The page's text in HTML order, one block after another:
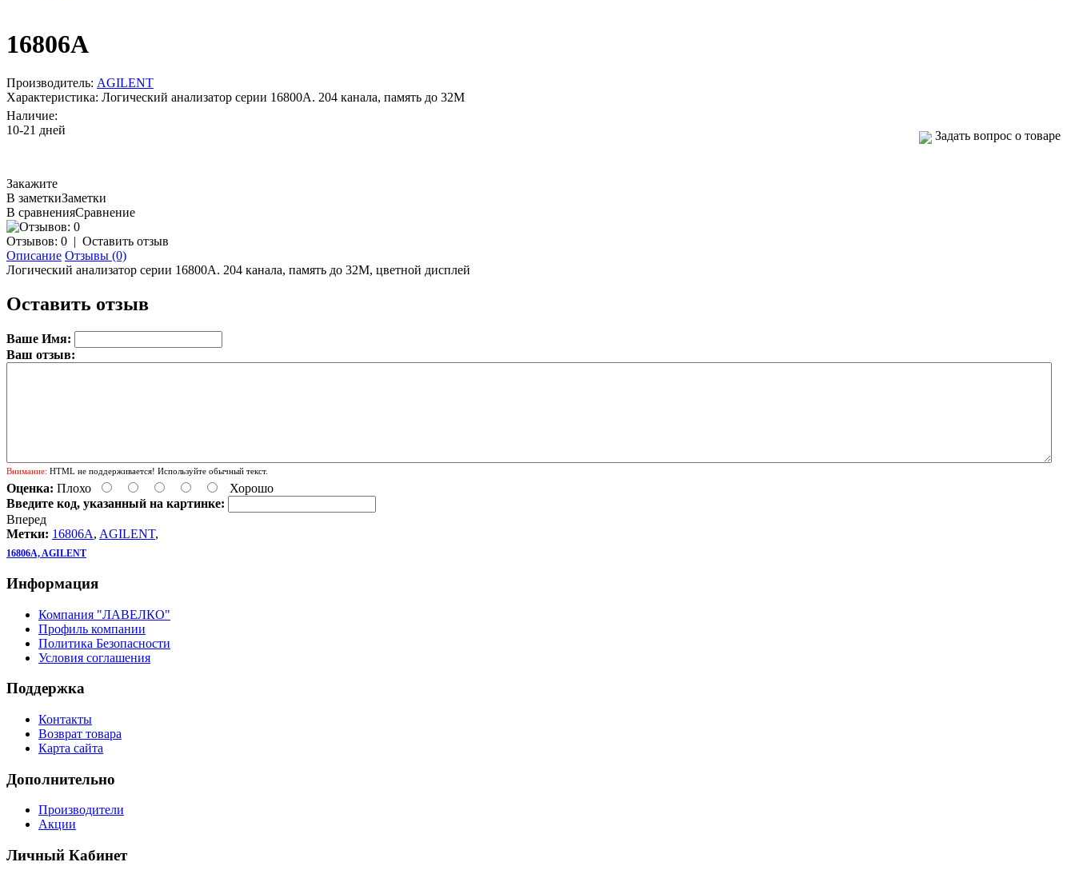
16806A
Производитель: AGILENT
Характеристика: Логический анализатор серии 16800A. 204 канала, память до 32М
Наличие:
10-21 дней
Задать вопрос о товаре
Закажите
В заметкиЗаметки
В сравненияСравнение
Отзывов: 0 | Оставить отзыв
Описание Отзывы (0)
Логический анализатор серии 16800A. 204 канала, память до 32М, цветной дисплей
Оставить отзыв
Ваше Имя:
Ваш отзыв:
Внимание: HTML не поддерживается! Используйте обычный текст.
Оценка: Плохо
Хорошо
Введите код, указанный на картинке:
Вперед
Метки: 16806A, AGILENT,
16806A, AGILENT
Информация
Компания "ЛАВЕЛКО"
Профиль компании
Политика Безопасности
Условия соглашения
Поддержка
Контакты
Возврат товара
Карта сайта
Дополнительно
Производители
Акции
Личный Кабинет